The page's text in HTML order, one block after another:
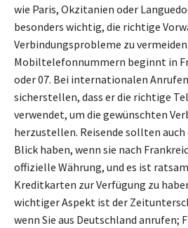
wie Paris, Okzitanien oder
besonders wichtig, die richtige
Verbindungsprobleme zu
Mobiltelefonnummern beginnt in
oder 07. Bei internationalen
sicherstellen, dass er die richtige
verwendet, um die gewünschten
herzustellen. Reisende sollten
Blick haben, wenn sie nach
offizielle Währung, und es ist
Kreditkarten zur Verfügung zu
wichtiger Aspekt ist der
wenn Sie aus Deutschland anrufen;